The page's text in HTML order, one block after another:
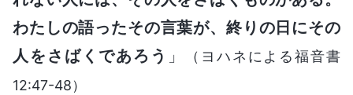
わたしの語ったその言葉が、終りの日にその
人をさばくであろう 」
（ヨハネによる福音書
12:47-48）